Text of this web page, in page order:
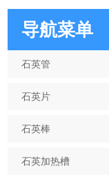
导航菜单
石英管
石英片
石英棒
石英加热槽